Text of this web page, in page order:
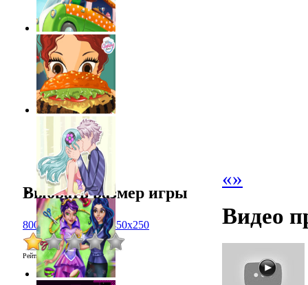
«»
Выбрать размер игры
800x600 1024x768 450x250
Рейтинг :1.0/1
Видео